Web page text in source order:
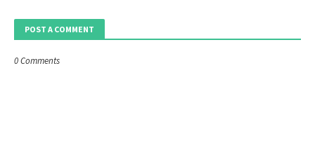
POST A COMMENT
0 Comments